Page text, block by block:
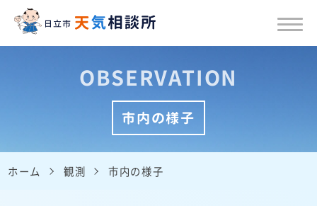
OBSERVATION
市内の様子
ホーム 観測 市内の様子